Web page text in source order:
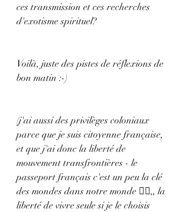
ces transmission et ces recherches
d'exotisme spirituel?
Voilà, juste des pistes de réflexions de
bon matin :-)
(j'ai aussi des privilèges coloniaux
parce que je suis citoyenne française,
et que j'ai donc la liberté de
mouvement transfrontières - le
passeport français c'est un peu la clé
des mondes dans notre monde 🤷‍♀️,, la
liberté de vivre seule si je le choisis